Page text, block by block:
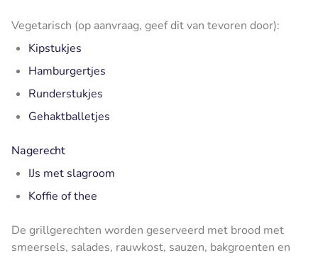
Vegetarisch (op aanvraag, geef dit van tevoren door):
Kipstukjes
Hamburgertjes
Runderstukjes
Gehaktballetjes
Nagerecht
IJs met slagroom
Koffie of thee
De grillgerechten worden geserveerd met brood met
smeersels, salades, rauwkost, sauzen, bakgroenten en